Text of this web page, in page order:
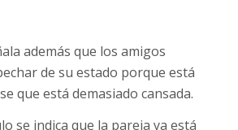
además que los amigos
de su estado porque está
que está demasiado cansada.
se indica que la pareja ya está